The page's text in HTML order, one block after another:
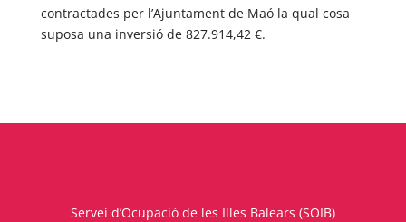
contractades per l’Ajuntament de Maó la qual cosa
suposa una inversió de 827.914,42 €.
Servei d’Ocupació de les Illes Balears (SOIB)